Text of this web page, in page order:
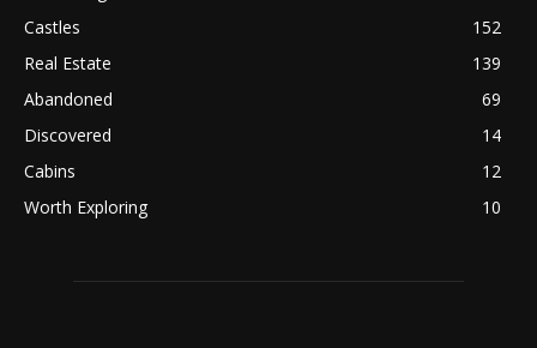
Castles
152
Real Estate
139
Abandoned
69
Discovered
14
Cabins
12
Worth Exploring
10